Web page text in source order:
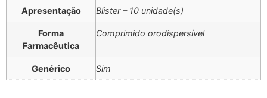
Apresentação Blister – 10 unidade(s)
Forma
Farmacêutica
Comprimido orodispersível
Genérico Sim